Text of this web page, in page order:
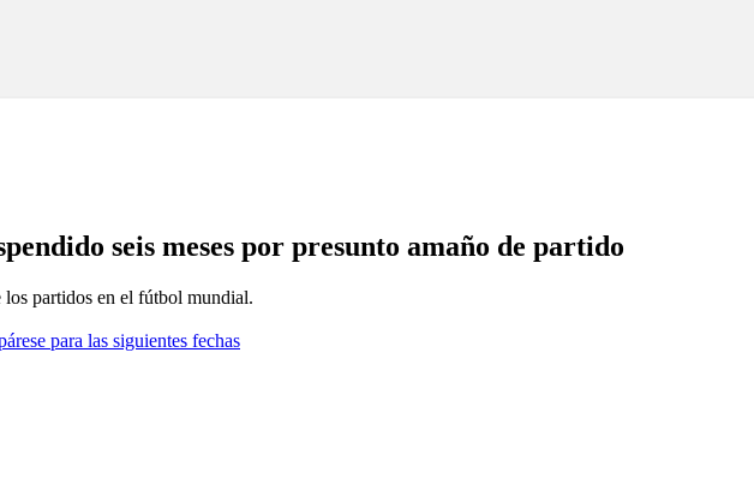
seis meses por presunto amaño de partido
los partidos en el fútbol mundial.
para las siguientes fechas